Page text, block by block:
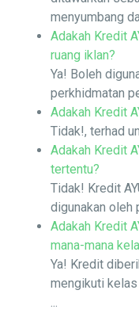
menyumbang
Adakah Kredit
ruang iklan?
Ya! Boleh
perkhidmatan
Adakah Kredit
Tidak!, terhad
Adakah Kredit
tertentu?
Tidak! Kredit
digunakan oleh
Adakah Kredit
mana-mana
Ya! Kredit
mengikuti kelas
...